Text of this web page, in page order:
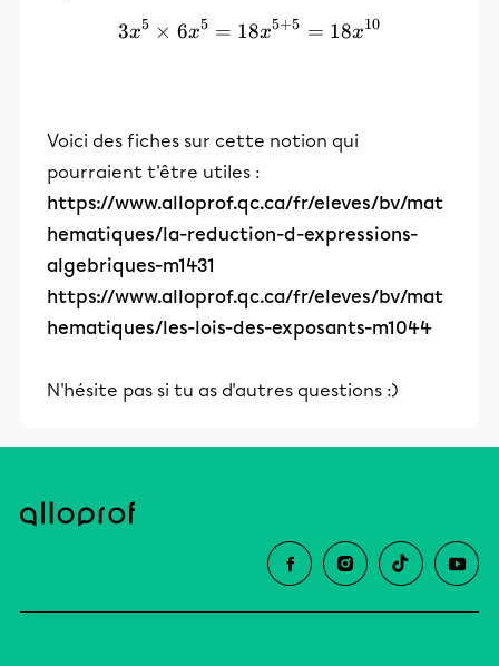
3x^5 \times 6x^5 =
3x5 × 6x5 = 18x5+5 = 18x10
Voici des fiches sur cette notion qui
pourraient t'être utiles :
https://www.alloprof.qc.ca/fr/eleves/bv/mat
hematiques/la-reduction-d-expressions-
algebriques-m1431
https://www.alloprof.qc.ca/fr/eleves/bv/mat
hematiques/les-lois-des-exposants-m1044
N'hésite pas si tu as d'autres questions :)